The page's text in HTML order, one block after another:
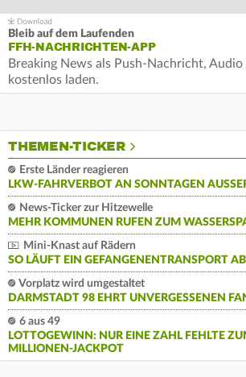
Bleib auf dem Laufenden
FFH-NACHRICHTEN-APP
Breaking News als Push-Nachricht,
kostenlos laden.
THEMEN-TICKER
Erste Länder reagieren
LKW-FAHRVERBOT AN SONNTAGEN
News-Ticker zur Hitzewelle
MEHR KOMMUNEN RUFEN ZUM
Mini-Knast auf Rädern
SO LÄUFT EIN GEFANGENENTRANSPORT AB
Vorplatz wird umgestaltet
DARMSTADT 98 EHRT UNVERGESSENEN
6 aus 49
LOTTOGEWINN: NUR EINE ZAHL FEHLTE
MILLIONEN-JACKPOT